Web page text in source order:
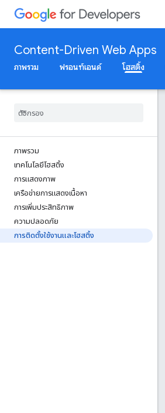
Content-Driven Web Apps
ภาพรวม ฟรอนท์เอนด์ โฮสติ้ง
ภาพรวม
เทคโนโลยีโฮสติ้ง
การแสดงภาพ
เครือข่ายการแสดงเนื้อหา
การเพิ่มประสิทธิภาพ
ความปลอดภัย
การติดตั้งใช้งานและโฮสติ้ง